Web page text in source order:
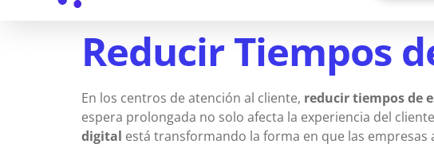
Reducir Tiempos
En los centros de atención al cliente, reducir tiempos de
espera prolongada no solo afecta la experiencia del
digital está transformando la forma en que las